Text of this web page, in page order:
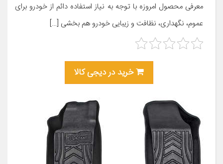
معرفی محصول امروزه با توجه به نیاز استفاده دائم از خودرو برای
عموم، نگهداری، نظافت و زیبایی خودرو هم بخشی […]
خرید در دیجی کالا